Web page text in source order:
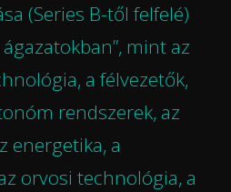
(Series B-től felfelé)
mint az
a félvezetők,
rendszerek, az
energetika, a
orvosi technológia, a